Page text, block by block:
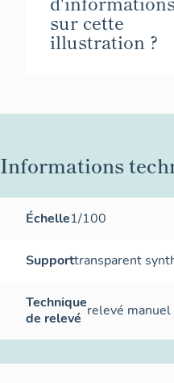
sur cette
illustration ?
Informations
Échelle1/100
Supporttransparent
Technique
de relevé relevé manuel